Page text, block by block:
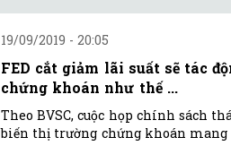
19/09/2019 - 20:05
FED cắt giảm lãi suất sẽ tác
chứng khoán như thế ...
Theo BVSC, cuộc họp chính sách
biến thị trường chứng khoán